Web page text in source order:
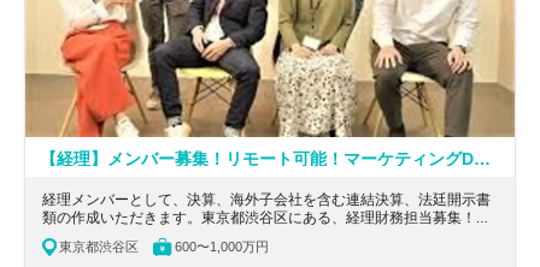
【経理】メンバー募集！リモート可能！マーケティングDXを加速させるSaaS型プロダクトを提供する上場企業
経理メンバーとして、決算、海外子会社を含む連結決算、法廷開示書
類の作成いただきます。東京都渋谷区にある、経理財務担当募集！リ
モート可能！マーケティングDXを加速させるSaaS型プロダクトを提
供する上場企業の求人です。
東京都渋谷区 600〜1,000万円